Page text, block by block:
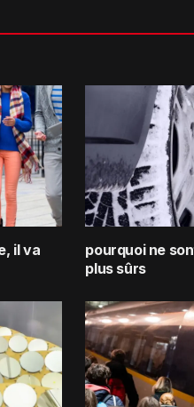
il va
pourquoi ne
plus sûrs